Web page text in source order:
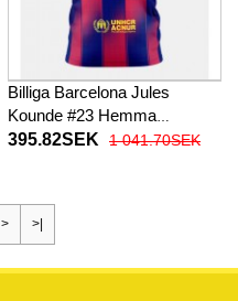
Billiga Barcelona Jules
Kounde #23 Hemma
fotbollskläder 2025-26
395.82SEK 1 041.70SEK
> >|